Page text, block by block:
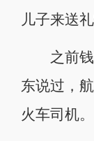
儿子来送
之前钱
东说过，
火车司机。